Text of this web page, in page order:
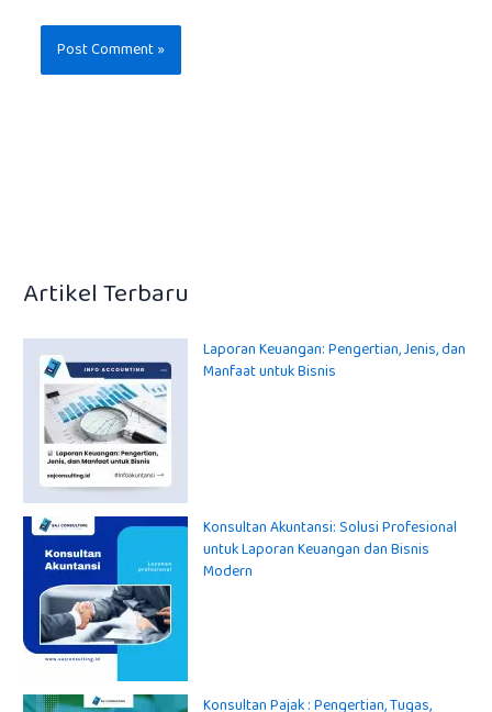
Artikel Terbaru
Laporan Keuangan: Pengertian, Jenis, dan
Manfaat untuk Bisnis
Konsultan Akuntansi: Solusi Profesional
untuk Laporan Keuangan dan Bisnis
Modern
Konsultan Pajak : Pengertian, Tugas,